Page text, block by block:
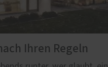
Ihren Regeln